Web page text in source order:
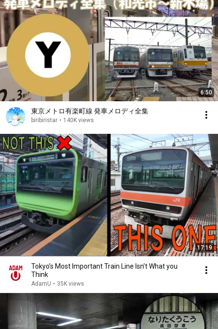
6:50
東京メトロ有楽町線 発車メロディ全集
biribiristar • 140K views
17:19
Tokyo’s Most Important Train Line Isn’t What you
Think
AdamU • 35K views